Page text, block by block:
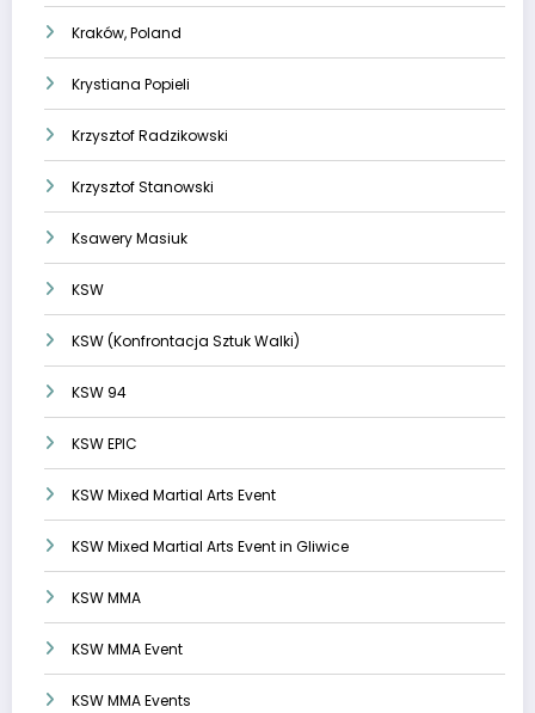
Kraków, Poland
Krystiana Popieli
Krzysztof Radzikowski
Krzysztof Stanowski
Ksawery Masiuk
KSW
KSW (Konfrontacja Sztuk Walki)
KSW 94
KSW EPIC
KSW Mixed Martial Arts Event
KSW Mixed Martial Arts Event in Gliwice
KSW MMA
KSW MMA Event
KSW MMA Events